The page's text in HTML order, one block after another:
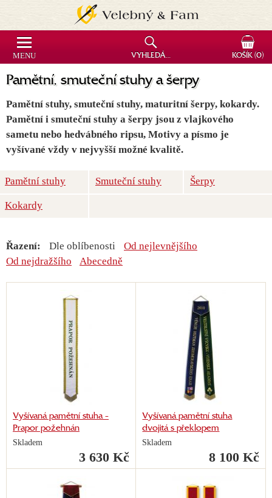
Pamětní, smuteční stuhy a šerpy
Pamětní stuhy, smuteční stuhy, maturitní šerpy, kokardy.
Pamětní i smuteční stuhy a šerpy jsou z vlajkového
sametu nebo hedvábného ripsu, Motivy a písmo je
vyšívané vždy v nejvyšší možné kvalitě.
Pamětní stuhy Smuteční stuhy Šerpy
Kokardy
Řazení: Dle oblíbenosti
Od nejlevnějšího
Od nejdražšího
Abecedně
Vyšívaná pamětní stuha -
Prapor požehnán
Skladem
3 630 Kč
Vyšívaná pamětní stuha
dvojitá s překlopem
Skladem
8 100 Kč
MENU VYHLEDÁVÁNÍ KOŠÍK(0)